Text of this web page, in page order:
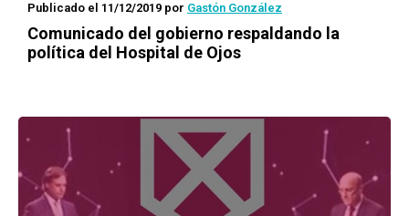
Publicado el 11/12/2019 por Gastón González
Comunicado del gobierno respaldando la
política del Hospital de Ojos